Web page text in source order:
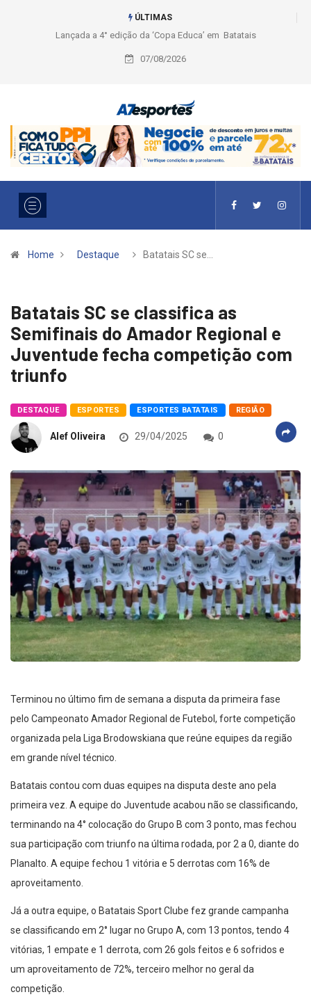
ÚLTIMAS
Liga 2026: Equipes rompem com a LABE na Série Ouro e entidade define
a 2° fase, times e formato
07/08/2026
Home Destaque Batatais SC se…
Batatais SC se classifica as
Semifinais do Amador Regional e
Juventude fecha competição com
triunfo
DESTAQUE ESPORTES ESPORTES BATATAIS REGIÃO
Alef Oliveira 29/04/2025 0
Terminou no último fim de semana a disputa da primeira fase
pelo Campeonato Amador Regional de Futebol, forte competição
organizada pela Liga Brodowskiana que reúne equipes da região
em grande nível técnico.
Batatais contou com duas equipes na disputa deste ano pela
primeira vez. A equipe do Juventude acabou não se classificando,
terminando na 4° colocação do Grupo B com 3 ponto, mas fechou
sua participação com triunfo na última rodada, por 2 a 0, diante do
Planalto. A equipe fechou 1 vitória e 5 derrotas com 16% de
aproveitamento.
Já a outra equipe, o Batatais Sport Clube fez grande campanha
se classificando em 2° lugar no Grupo A, com 13 pontos, tendo 4
vitórias, 1 empate e 1 derrota, com 26 gols feitos e 6 sofridos e
um aproveitamento de 72%, terceiro melhor no geral da
competição.